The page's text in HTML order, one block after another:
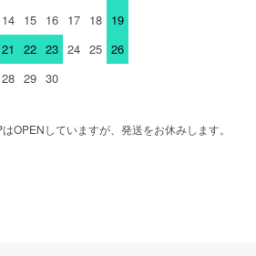
14 15 16 17 18 19
21 22 23 24 25 26
28 29 30
OPENしていますが、発送をお休みします。